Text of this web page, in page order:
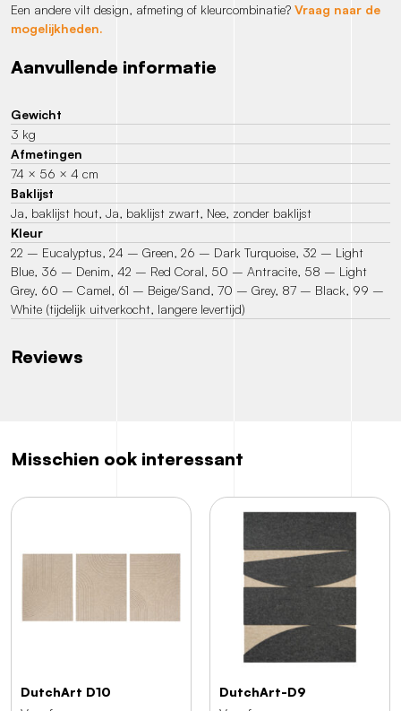
Een andere vilt design, afmeting of kleurcombinatie? Vraag naar de
mogelijkheden.
Aanvullende informatie
Gewicht
3 kg
Afmetingen
74 × 56 × 4 cm
Baklijst
Ja, baklijst hout, Ja, baklijst zwart, Nee, zonder baklijst
Kleur
22 – Eucalyptus, 24 – Green, 26 – Dark Turquoise, 32 – Light
Blue, 36 – Denim, 42 – Red Coral, 50 – Antracite, 58 – Light
Grey, 60 – Camel, 61 – Beige/Sand, 70 – Grey, 87 – Black, 99 –
White (tijdelijk uitverkocht, langere levertijd)
Reviews
Misschien ook interessant
DutchArt D10
DutchArt-D9